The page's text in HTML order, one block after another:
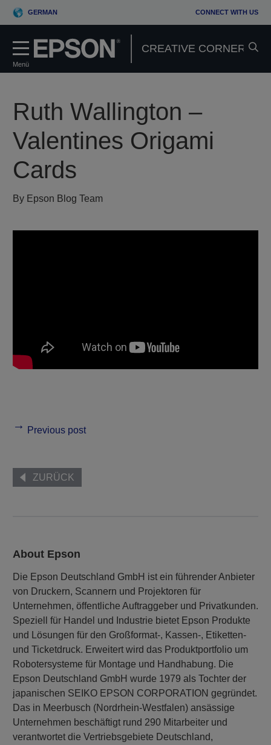
GERMAN CONNECT WITH US
Menü
Ruth Wallington –
Valentines Origami
Cards
By Epson Blog Team
Previous post
ZURÜCK
About Epson
Die Epson Deutschland GmbH ist ein führender Anbieter
von Druckern, Scannern und Projektoren für
Unternehmen, öffentliche Auftraggeber und Privatkunden.
Speziell für Handel und Industrie bietet Epson Produkte
und Lösungen für den Großformat-, Kassen-, Etiketten-
und Ticketdruck. Erweitert wird das Produktportfolio um
Robotersysteme für Montage und Handhabung. Die
Epson Deutschland GmbH wurde 1979 als Tochter der
japanischen SEIKO EPSON CORPORATION gegründet.
Das in Meerbusch (Nordrhein-Westfalen) ansässige
Unternehmen beschäftigt rund 290 Mitarbeiter und
verantwortet die Vertriebsgebiete Deutschland,